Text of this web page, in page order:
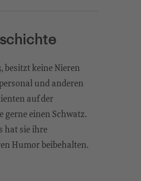
besitzt keine Nieren
und anderen
auf der
gerne einen Schwatz.
hat sie ihre
Humor beibehalten.